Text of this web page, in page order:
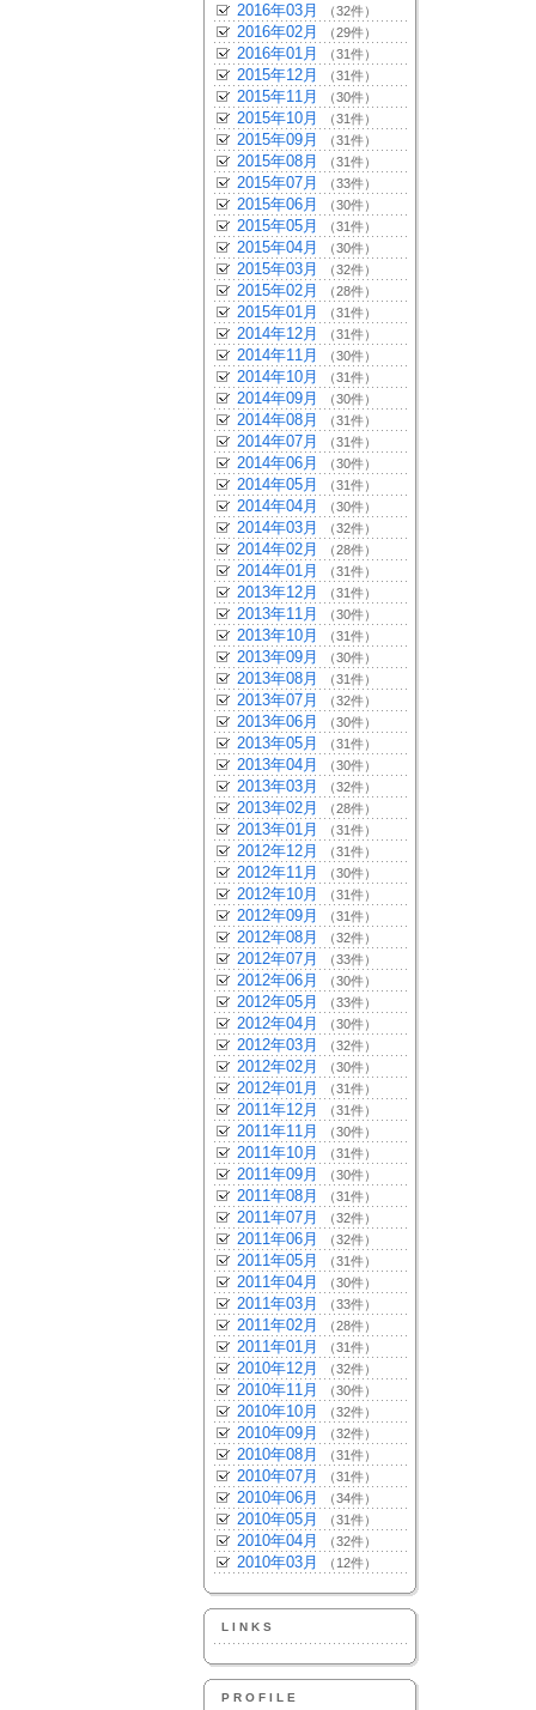
2016年03月 （32件）
2016年02月 （29件）
2016年01月 （31件）
2015年12月 （31件）
2015年11月 （30件）
2015年10月 （31件）
2015年09月 （31件）
2015年08月 （31件）
2015年07月 （33件）
2015年06月 （30件）
2015年05月 （31件）
2015年04月 （30件）
2015年03月 （32件）
2015年02月 （28件）
2015年01月 （31件）
2014年12月 （31件）
2014年11月 （30件）
2014年10月 （31件）
2014年09月 （30件）
2014年08月 （31件）
2014年07月 （31件）
2014年06月 （30件）
2014年05月 （31件）
2014年04月 （30件）
2014年03月 （32件）
2014年02月 （28件）
2014年01月 （31件）
2013年12月 （31件）
2013年11月 （30件）
2013年10月 （31件）
2013年09月 （30件）
2013年08月 （31件）
2013年07月 （32件）
2013年06月 （30件）
2013年05月 （31件）
2013年04月 （30件）
2013年03月 （32件）
2013年02月 （28件）
2013年01月 （31件）
2012年12月 （31件）
2012年11月 （30件）
2012年10月 （31件）
2012年09月 （31件）
2012年08月 （32件）
2012年07月 （33件）
2012年06月 （30件）
2012年05月 （33件）
2012年04月 （30件）
2012年03月 （32件）
2012年02月 （30件）
2012年01月 （31件）
2011年12月 （31件）
2011年11月 （30件）
2011年10月 （31件）
2011年09月 （30件）
2011年08月 （31件）
2011年07月 （32件）
2011年06月 （32件）
2011年05月 （31件）
2011年04月 （30件）
2011年03月 （33件）
2011年02月 （28件）
2011年01月 （31件）
2010年12月 （32件）
2010年11月 （30件）
2010年10月 （32件）
2010年09月 （32件）
2010年08月 （31件）
2010年07月 （31件）
2010年06月 （34件）
2010年05月 （31件）
2010年04月 （32件）
2010年03月 （12件）
LINKS
PROFILE